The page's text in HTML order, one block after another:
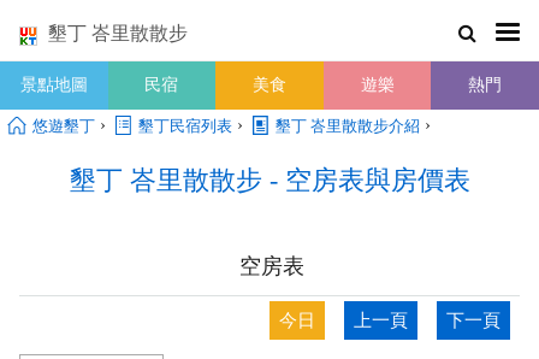
墾丁 峇里散散步
景點地圖 民宿 美食 遊樂 熱門
悠遊墾丁 › 墾丁民宿列表 › 墾丁 峇里散散步介紹 ›
墾丁 峇里散散步 - 空房表與房價表
空房表
今日 上一頁 下一頁